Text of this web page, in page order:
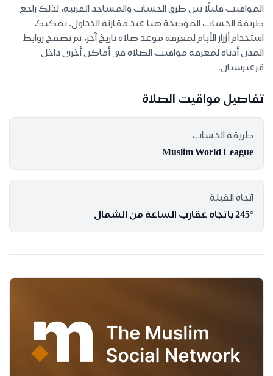
المواقيت قليلًا بين طرق الحساب والمساجد القريبة، لذلك راجع
طريقة الحساب الموضحة هنا عند مقارنة الجداول. يمكنك
استخدام أزرار الأيام لمعرفة موعد صلاة تاريخ آخر، ثم تصفح روابط
المدن أدناه لمعرفة مواقيت الصلاة في أماكن أخرى داخل
قرغيزستان.
تفاصيل مواقيت الصلاة
طريقة الحساب
Muslim World League
اتجاه القبلة
245° باتجاه عقارب الساعة من الشمال